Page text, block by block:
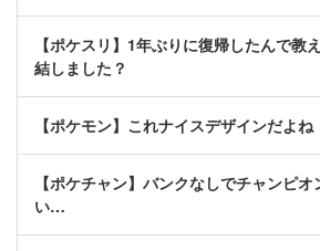
【ポケスリ】1年ぶりに復帰したんで
結しました？
【ポケモン】これナイスデザインだよね
【ポケチャン】バンクなしでチャンピ
い…